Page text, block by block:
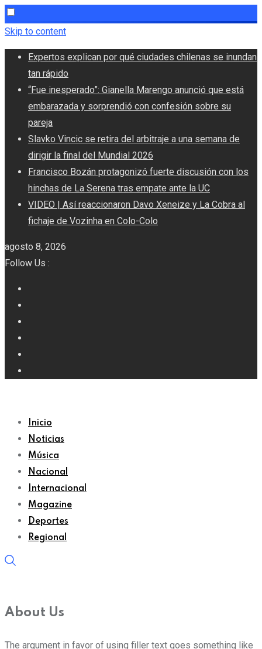
Skip to content
Expertos explican por qué ciudades chilenas se inundan
tan rápido
“Fue inesperado”: Gianella Marengo anunció que está
embarazada y sorprendió con confesión sobre su
pareja
Slavko Vincic se retira del arbitraje a una semana de
dirigir la final del Mundial 2026
Francisco Bozán protagonizó fuerte discusión con los
hinchas de La Serena tras empate ante la UC
VIDEO | Así reaccionaron Davo Xeneize y La Cobra al
fichaje de Vozinha en Colo-Colo
agosto 8, 2026
Follow Us :
Inicio
Noticias
Música
Nacional
Internacional
Magazine
Deportes
Regional
About Us
The argument in favor of using filler text goes something like